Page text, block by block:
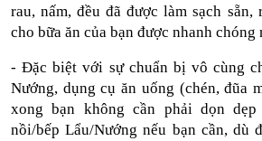
rau, nấm, đều đã được làm sạch sẵn,
cho bữa ăn của bạn được nhanh chóng
- Đặc biệt với sự chuẩn bị vô cùng
Nướng, dụng cụ ăn uống (chén, đũa
xong bạn không cần phải dọn
nồi/bếp Lẩu/Nướng nếu bạn cần, dù